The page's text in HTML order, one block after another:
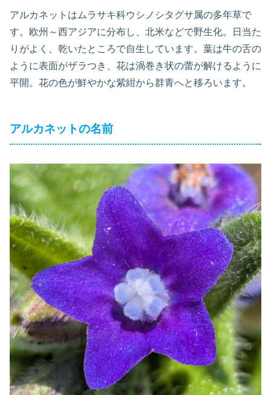
アルカネットはムラサキ科ウシノシタグサ属の多年草で
す。欧州～西アジアに分布し、北米などで野生化。日当た
りがよく、乾いたところで自生しています。葉は牛の舌の
ように表面がザラつき、花は渦巻き状の蕾が解けるように
平開。花の色が鮮やかな紫紺から群青へと移ろいます。
アルカネットの名前